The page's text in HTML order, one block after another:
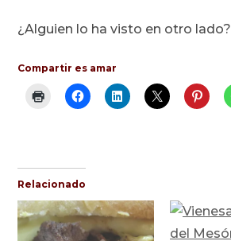
¿Alguien lo ha visto en otro lado?
Compartir es amar
Relacionado